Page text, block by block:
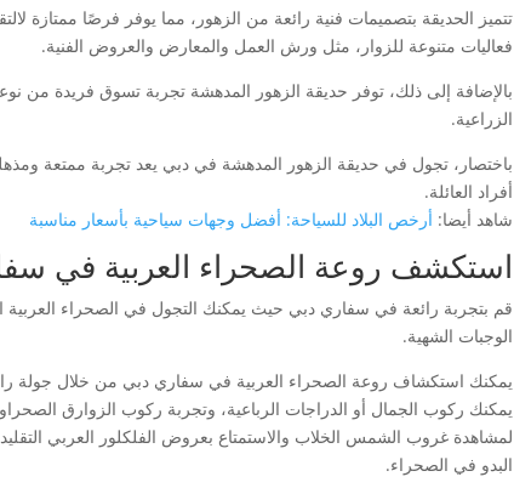
تتميز الحديقة بتصميمات فنية رائعة من الزهور، مما يوفر فرصًا ممتازة
فعاليات متنوعة للزوار، مثل ورش العمل والمعارض والعروض الفنية.
بالإضافة إلى ذلك، توفر حديقة الزهور المدهشة تجربة تسوق فريدة من
الزراعية.
باختصار، تجول في حديقة الزهور المدهشة في دبي يعد تجربة ممتعة
أفراد العائلة.
شاهد أيضا: أرخص البلاد للسياحة: أفضل وجهات سياحية بأسعار مناسبة
استكشف روعة الصحراء العربية في
قم بتجربة رائعة في سفاري دبي حيث يمكنك التجول في الصحراء العربية
الوجبات الشهية.
يمكنك استكشاف روعة الصحراء العربية في سفاري دبي من خلال جولة
يمكنك ركوب الجمال أو الدراجات الرباعية، وتجربة ركوب الزوارق
لمشاهدة غروب الشمس الخلاب والاستمتاع بعروض الفلكلور العربي
البدو في الصحراء.